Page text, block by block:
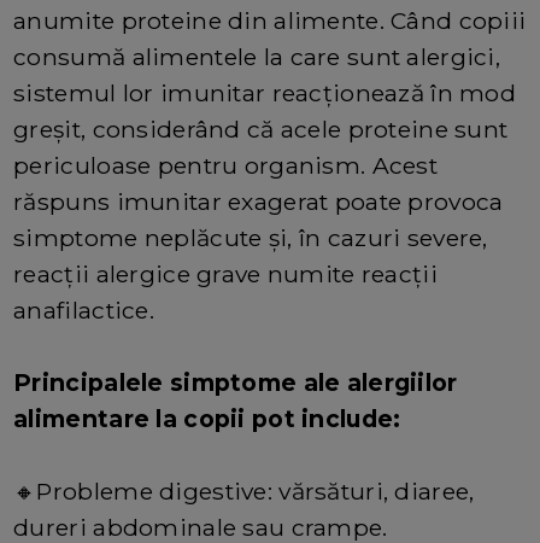
anumite proteine din alimente. Când copiii
consumă alimentele la care sunt alergici,
sistemul lor imunitar reacționează în mod
greșit, considerând că acele proteine sunt
periculoase pentru organism. Acest
răspuns imunitar exagerat poate provoca
simptome neplăcute și, în cazuri severe,
reacții alergice grave numite reacții
anafilactice.
Principalele simptome ale alergiilor
alimentare la copii pot include:
🔸Probleme digestive: vărsături, diaree,
dureri abdominale sau crampe.